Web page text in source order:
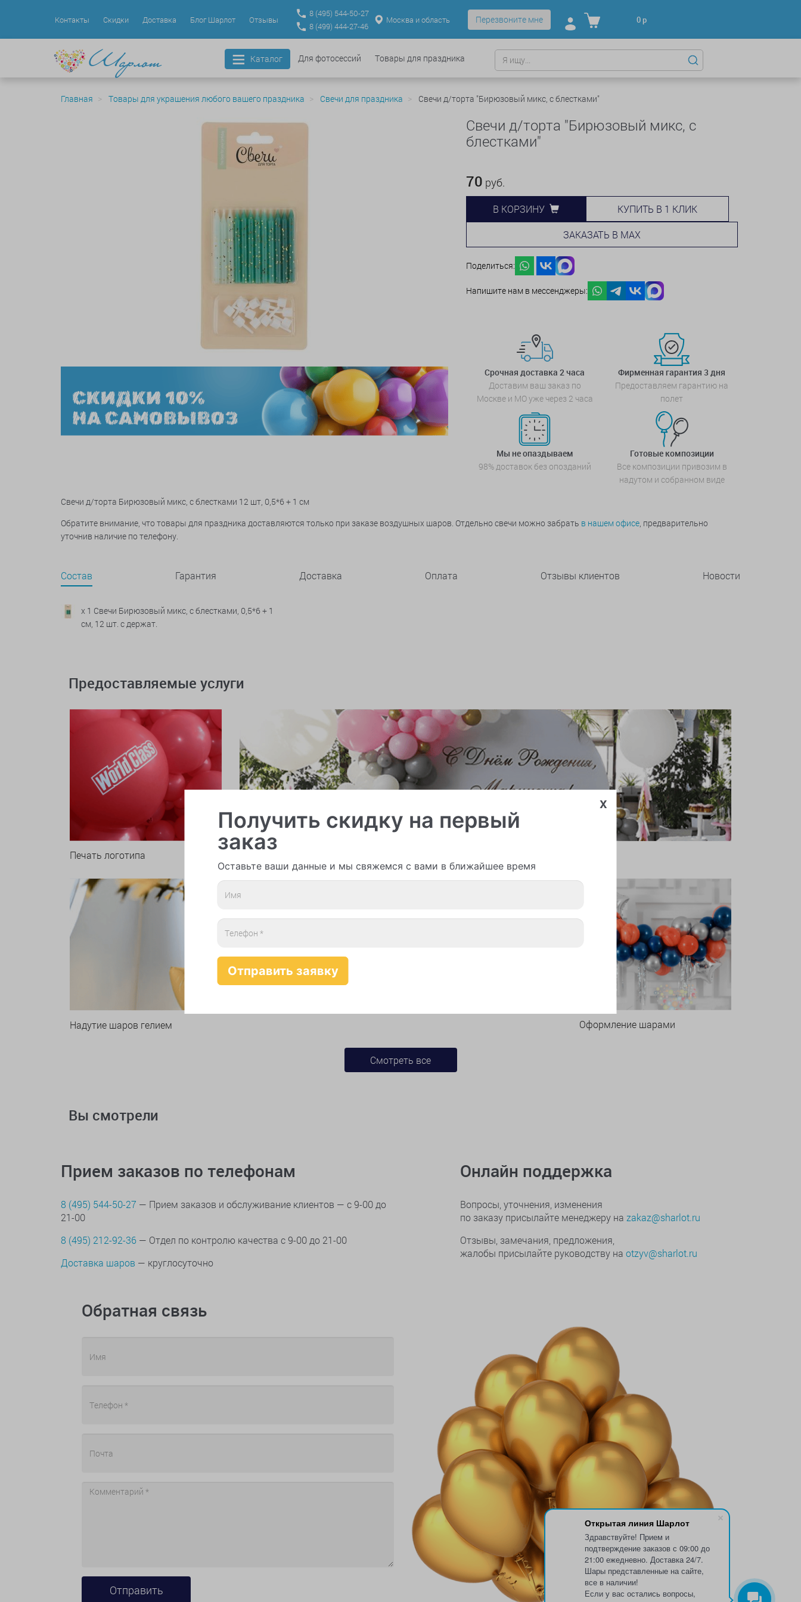
Открытая линия Шарлот
Здравствуйте! Прием и
подтверждение заказов с 09:00 до
21:00 ежедневно. Доставка 24/7.
Шары представленные на сайте,
все в наличии!
Если у вас остались вопросы,
Контакты Скидки Доставка Блог Шарлот Отзывы
8 (495) 544-50-27
8 (499) 444-27-46
Москва и область Перезвоните мне 0р
Каталог Для фотосессий Товары для праздника
Главная Товары для украшения любого вашего праздника Свечи для праздника Свечи д/торта "Бирюзовый микс, с блестками"
Свечи д/торта "Бирюзовый микс, с
блестками"
70 руб.
В КОРЗИНУ КУПИТЬ В 1 КЛИК
ЗАКАЗАТЬ В MAX
Поделиться:
Напишите нам в мессенджеры:
Срочная доставка 2 часа
Доставим ваш заказ по
Москве и МО уже через 2 часа
Фирменная гарантия 3 дня
Предоставляем гарантию на
полет
Мы не опаздываем
98% доставок без опозданий
Готовые композиции
Все композиции привозим в
надутом и собранном виде
Свечи д/торта Бирюзовый микс, с блестками 12 шт, 0,5*6 + 1 см
Обратите внимание, что товары для праздника доставляются только при заказе воздушных шаров. Отдельно свечи можно забрать в нашем офисе, предварительно
уточнив наличие по телефону.
Состав Гарантия Доставка Оплата Отзывы клиентов Новости
x 1 Свечи Бирюзовый микс, с блестками, 0,5*6 + 1
см, 12 шт. с держат.
Предоставляемые услуги
Печать логотипа
Надутие шаров гелием Оформление шарами
Смотреть все
Вы смотрели
Прием заказов по телефонам
8 (495) 544-50-27 — Прием заказов и обслуживание клиентов — с 9-00 до
21-00
8 (495) 212-92-36 — Отдел по контролю качества с 9-00 до 21-00
Доставка шаров — круглосуточно
Онлайн поддержка
Вопросы, уточнения, изменения
по заказу присылайте менеджеру на zakaz@sharlot.ru
Отзывы, замечания, предложения,
жалобы присылайте руководству на otzyv@sharlot.ru
Обратная связь
x
Получить скидку на первый
заказ
Оставьте ваши данные и мы свяжемся с вами в ближайшее время